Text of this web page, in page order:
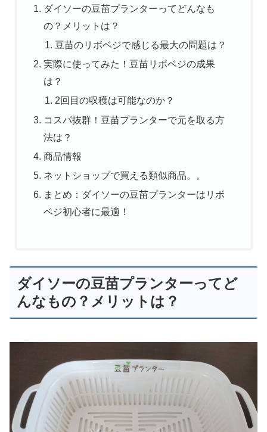
ダイソーの豆苗プランターってどんなも
の？メリットは？
豆苗のリボベジで感じる最大の問題は？
実際に使ってみた！豆苗リボベジの成果
は？
2回目の収穫は可能なのか？
コスパ抜群！豆苗プランターで元を取る方
法は？
商品情報
ネットショップで買える類似商品。。
まとめ：ダイソーの豆苗プランターはリボ
ベジ初心者に最適！
ダイソーの豆苗プランターってど
んなもの？メリットは？